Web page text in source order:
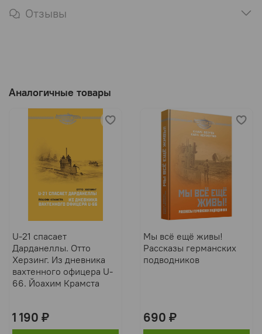
Отзывы
Аналогичные товары
U-21 спасает
Дарданеллы. Отто
Херзинг. Из дневника
вахтенного офицера U-
66. Йоахим Крамста
1 190 ₽
Мы всё ещё живы!
Рассказы германских
подводников
690 ₽